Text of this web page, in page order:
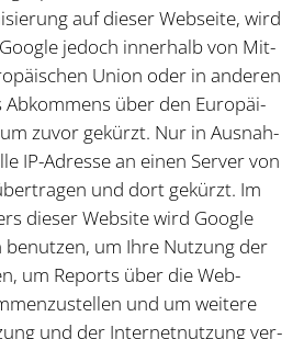
auf die­ser Web­sei­te, wird
je­doch in­ner­halb von Mit­
Uni­on oder in an­de­ren
Ab­kom­mens über den Eu­ro­päi­
zu­vor ge­kürzt. Nur in Aus­nah­
IP-Adres­se an ei­nen Ser­ver von
und dort ge­kürzt. Im
die­ser Web­site wird Goog­le
um Ihre Nut­zung der
um Re­ports über die Web­
und um wei­te­re
und der In­ter­net­nut­zung ver­